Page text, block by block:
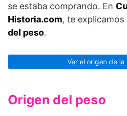
se estaba comprando. En
Historia.com, te explicamos
del peso.
Ver el origen de la
Origen del peso